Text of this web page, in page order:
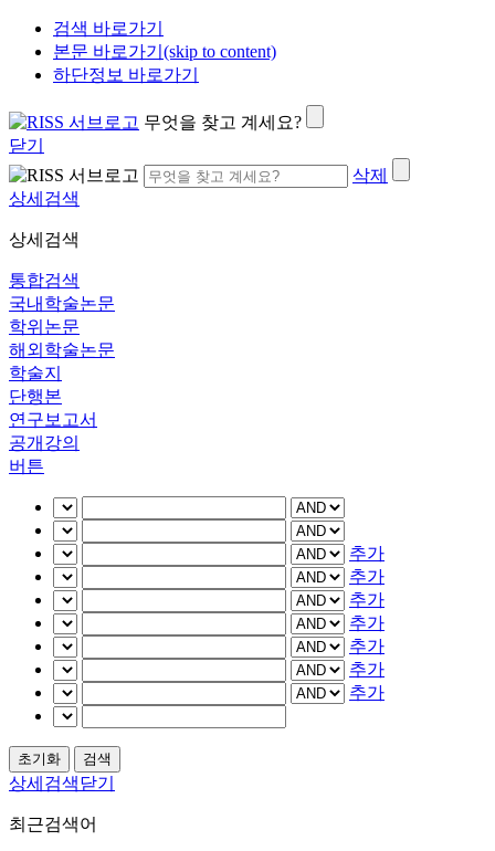
검색 바로가기
본문 바로가기(skip to content)
하단정보 바로가기
무엇을 찾고 계세요?
닫기
삭제
상세검색
상세검색
통합검색
국내학술논문
학위논문
해외학술논문
학술지
단행본
연구보고서
공개강의
버튼
추가
추가
추가
추가
추가
추가
추가
상세검색닫기
최근검색어